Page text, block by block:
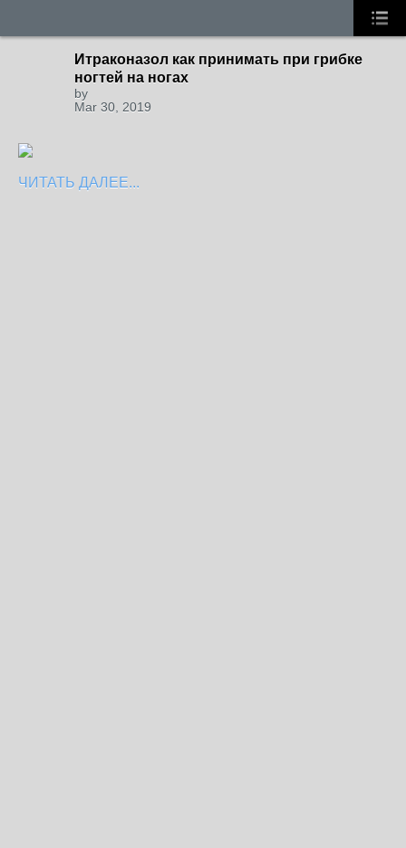
Итраконазол как принимать при грибке
ногтей на ногах
by
Mar 30, 2019
ЧИТАТЬ ДАЛЕЕ...